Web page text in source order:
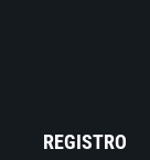
REGISTRO